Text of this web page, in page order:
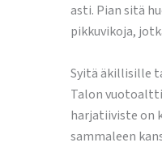
asti. Pian sitä
pikkuvikoja,
Syitä äkillisille
Talon
harjatiiviste on
sammaleen